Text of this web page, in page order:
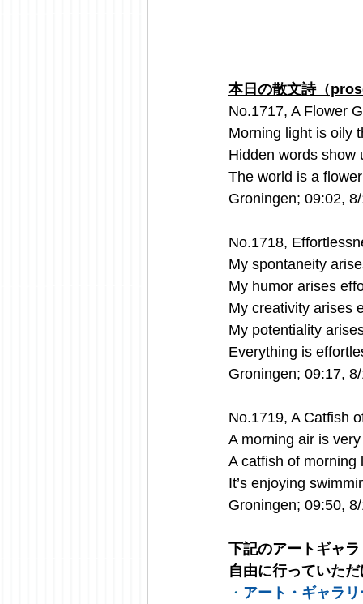
本日の散文詩（
No.1717, A Flower
Morning light is oily
Hidden words show
The world is a
Groningen; 09:02,
No.1718,
My spontaneity
My humor arises
My creativity arises
My potentiality
Everything is
Groningen; 09:17,
No.1719, A Catfish
A morning air is
A catfish of morning
It’s enjoying
Groningen; 09:50,
下記のアートギャ
自由に行っていただ
・ アート・ギャラリ